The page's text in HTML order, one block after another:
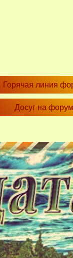
Горячая линия
Досуг на